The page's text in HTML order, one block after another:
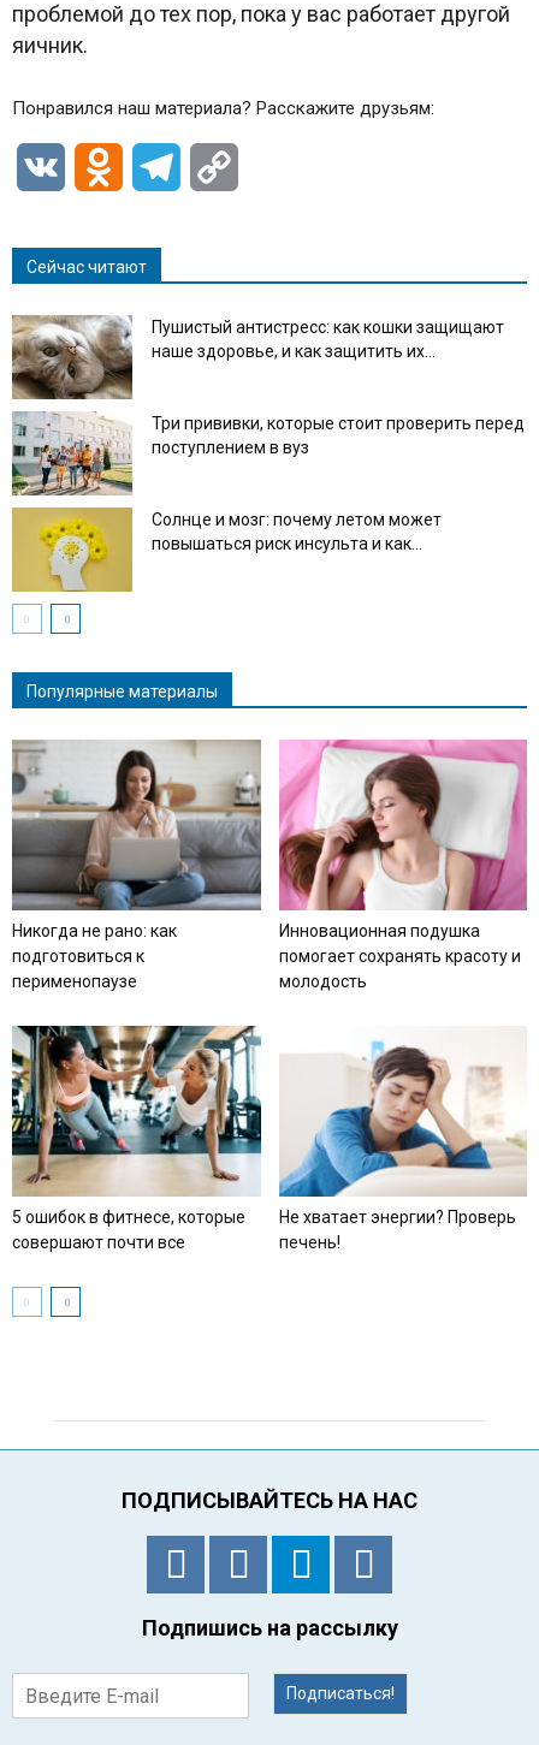
проблемой до тех пор, пока у вас работает другой
яичник.
Понравился наш материала? Расскажите друзьям:
VK Odnoklassniki
Telegram
Сейчас читают
Пушистый антистресс: как кошки защищают
наше здоровье, и как защитить их...
Три прививки, которые стоит проверить перед
поступлением в вуз
Солнце и мозг: почему летом может
повышаться риск инсульта и как...
Популярные материалы
Никогда не рано: как
подготовиться к
перименопаузе
Инновационная подушка
помогает сохранять красоту и
молодость
5 ошибок в фитнесе, которые
совершают почти все
Не хватает энергии? Проверь
печень!
ПОДПИСЫВАЙТЕСЬ НА НАС
Подпишись на рассылку
Подписаться!